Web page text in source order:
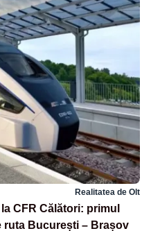
Realitatea de Olt
CFR Călători: primul
ruta București – Brașov